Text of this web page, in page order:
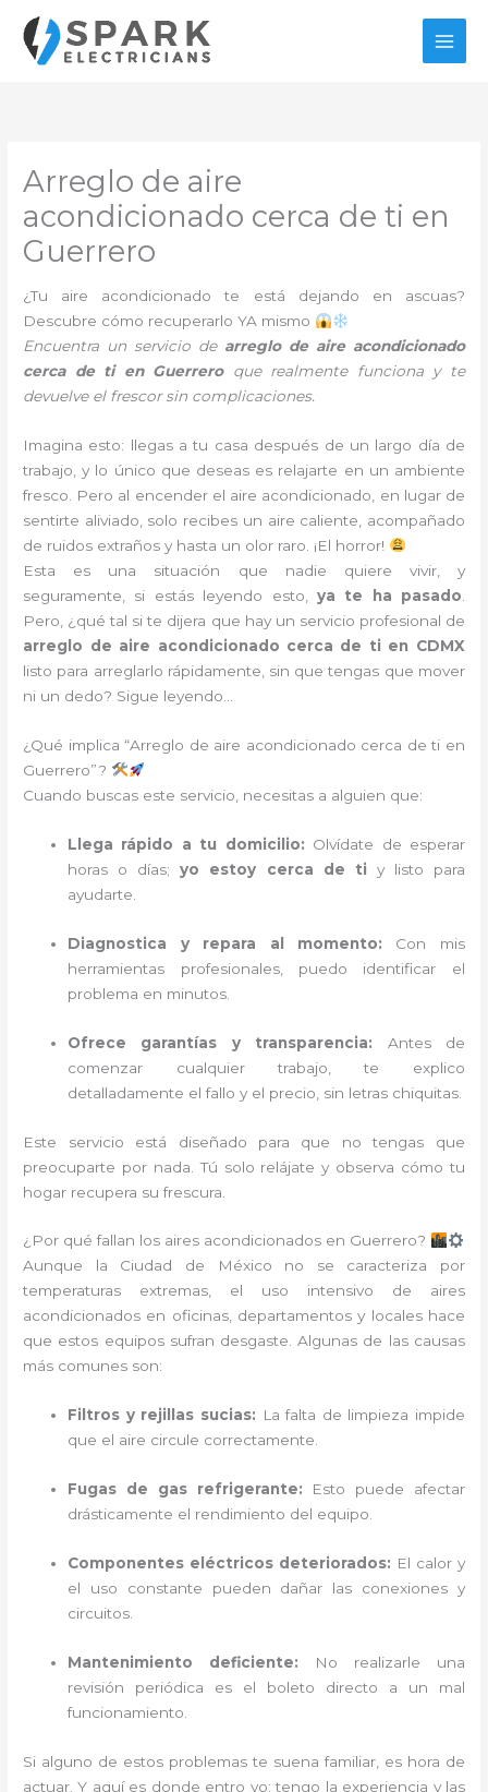
contenido
Arreglo de aire
acondicionado cerca de ti en
Guerrero
¿Tu aire acondicionado te está dejando en ascuas?
Descubre cómo recuperarlo YA mismo
Encuentra un servicio de arreglo de aire acondicionado
cerca de ti en Guerrero que realmente funciona y te
devuelve el frescor sin complicaciones.
Imagina esto: llegas a tu casa después de un largo día de
trabajo, y lo único que deseas es relajarte en un ambiente
fresco. Pero al encender el aire acondicionado, en lugar de
sentirte aliviado, solo recibes un aire caliente, acompañado
de ruidos extraños y hasta un olor raro. ¡El horror!
Esta es una situación que nadie quiere vivir, y
seguramente, si estás leyendo esto, ya te ha pasado
Pero, ¿qué tal si te dijera que hay un servicio profesional de
arreglo de aire acondicionado cerca de ti en CDMX
listo para arreglarlo rápidamente, sin que tengas que mover
ni un dedo? Sigue leyendo…
¿Qué implica “Arreglo de aire acondicionado cerca de ti en
Guerrero”?
Cuando buscas este servicio, necesitas a alguien que:
Llega rápido a tu domicilio: Olvídate de esperar
horas o días;yo estoy cerca de ti y listo para
ayudarte.
Diagnostica y repara al momento: Con mis
herramientas profesionales, puedo identificar el
problema en minutos.
Ofrece garantías y transparencia: Antes de
comenzar cualquier trabajo, te explico
detalladamente el fallo y el precio, sin letras chiquitas.
Este servicio está diseñado para que no tengas que
preocuparte por nada. Tú solo relájate y observa cómo tu
hogar recupera su frescura.
¿Por qué fallan los aires acondicionados en Guerrero?
Aunque la Ciudad de México no se caracteriza por
temperaturas extremas, el uso intensivo de aires
acondicionados en oficinas, departamentos y locales hace
que estos equipos sufran desgaste. Algunas de las causas
más comunes son:
Filtros y rejillas sucias: La falta de limpieza impide
que el aire circule correctamente.
Fugas de gas refrigerante: Esto puede afectar
drásticamente el rendimiento del equipo.
Componentes eléctricos deteriorados: El calor y
el uso constante pueden dañar las conexiones y
circuitos.
Mantenimiento deficiente: No realizarle una
revisión periódica es el boleto directo a un mal
funcionamiento.
Si alguno de estos problemas te suena familiar, es hora de
actuar. Y aquí es donde entro yo: tengo la experiencia y las